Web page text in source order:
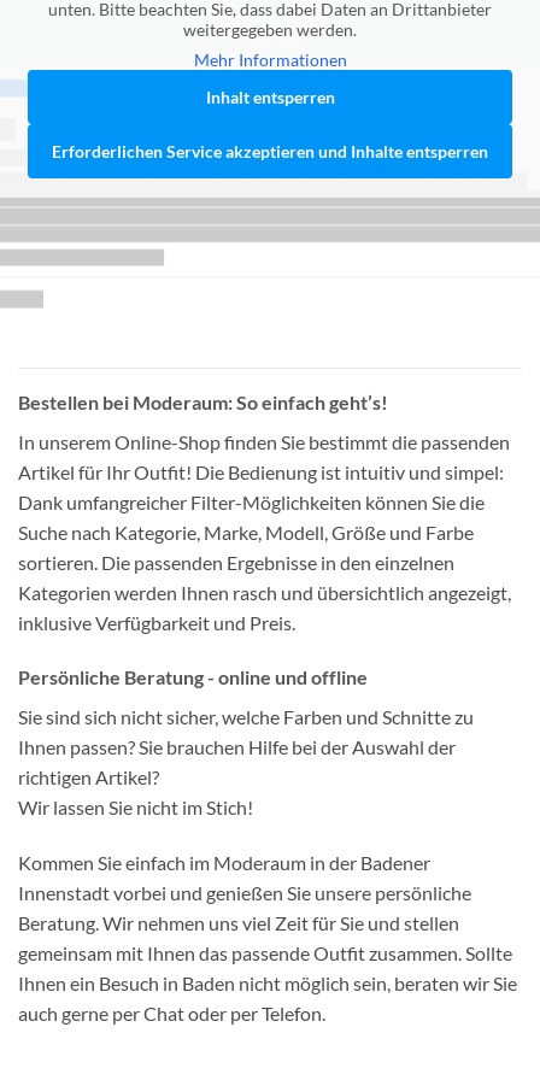
unten. Bitte beachten Sie, dass dabei Daten an Drittanbieter
weitergegeben werden.
Mehr Informationen
Inhalt entsperren
Erforderlichen Service akzeptieren und Inhalte entsperren
Bestellen bei Moderaum: So einfach geht’s!
In unserem Online-Shop finden Sie bestimmt die passenden
Artikel für Ihr Outfit! Die Bedienung ist intuitiv und simpel:
Dank umfangreicher Filter-Möglichkeiten können Sie die
Suche nach Kategorie, Marke, Modell, Größe und Farbe
sortieren. Die passenden Ergebnisse in den einzelnen
Kategorien werden Ihnen rasch und übersichtlich angezeigt,
inklusive Verfügbarkeit und Preis.
Persönliche Beratung - online und offline
Sie sind sich nicht sicher, welche Farben und Schnitte zu
Ihnen passen? Sie brauchen Hilfe bei der Auswahl der
richtigen Artikel?
Wir lassen Sie nicht im Stich!
Kommen Sie einfach im Moderaum in der Badener
Innenstadt vorbei und genießen Sie unsere persönliche
Beratung. Wir nehmen uns viel Zeit für Sie und stellen
gemeinsam mit Ihnen das passende Outfit zusammen. Sollte
Ihnen ein Besuch in Baden nicht möglich sein, beraten wir Sie
auch gerne per Chat oder per Telefon.